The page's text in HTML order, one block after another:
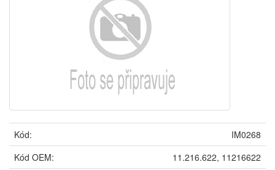
Kód:
IM0268
Kód OEM:
11.216.622, 11216622